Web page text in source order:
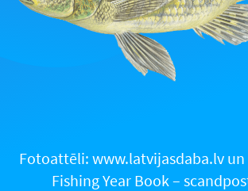
Fotoattēli: www.latvijasdaba.lv un
Fishing Year Book –